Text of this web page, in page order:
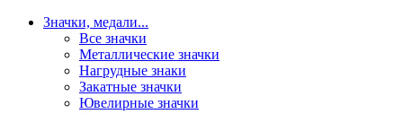
Значки, медали...
Все значки
Металлические значки
Нагрудные знаки
Закатные значки
Ювелирные значки